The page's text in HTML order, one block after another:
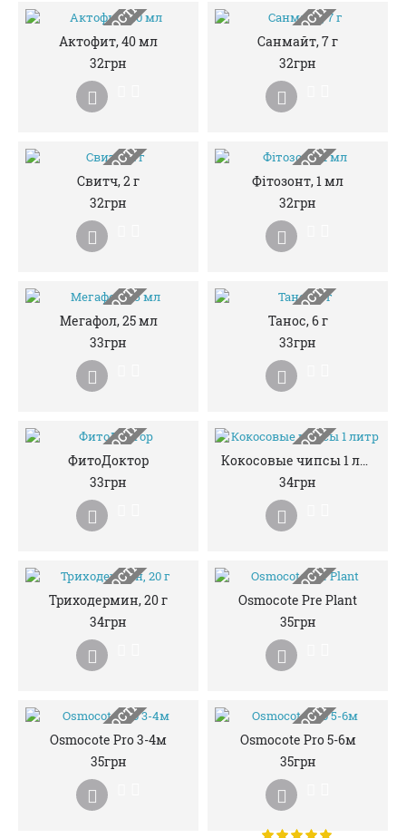
НЕМАЄ В НАЯВНОСТІ
Актофит, 40 мл
32грн
НЕМАЄ В НАЯВНОСТІ
Санмайт, 7 г
32грн
НЕМАЄ В НАЯВНОСТІ
Свитч, 2 г
32грн
НЕМАЄ В НАЯВНОСТІ
Фітозонт, 1 мл
32грн
НЕМАЄ В НАЯВНОСТІ
Мегафол, 25 мл
33грн
НЕМАЄ В НАЯВНОСТІ
Танос, 6 г
33грн
НЕМАЄ В НАЯВНОСТІ
ФитоДоктор
33грн
НЕМАЄ В НАЯВНОСТІ
Кокосовые чипсы 1 литр
34грн
НЕМАЄ В НАЯВНОСТІ
Триходермин, 20 г
34грн
НЕМАЄ В НАЯВНОСТІ
Osmocote Pre Plant
35грн
НЕМАЄ В НАЯВНОСТІ
Osmocote Pro 3-4м
35грн
НЕМАЄ В НАЯВНОСТІ
Osmocote Pro 5-6м
35грн